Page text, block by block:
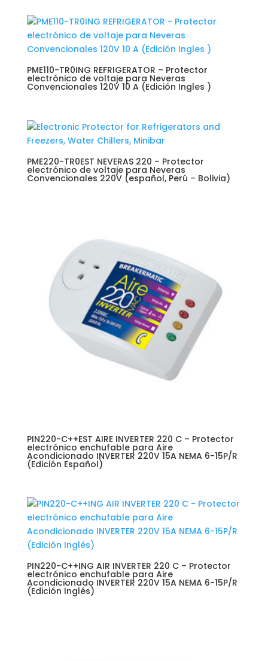
PME110-TR0ING REFRIGERATOR – Protector
electrónico de voltaje para Neveras
Convencionales 120V 10 A (Edición Ingles )
PME220-TR0EST NEVERAS 220 – Protector
electrónico de voltaje para Neveras
Convencionales 220V (español, Perú – Bolivia)
PIN220-C++EST AIRE INVERTER 220 C – Protector
electrónico enchufable para Aire
Acondicionado INVERTER 220V 15A NEMA 6-15P/R
(Edición Español)
PIN220-C++ING AIR INVERTER 220 C – Protector
electrónico enchufable para Aire
Acondicionado INVERTER 220V 15A NEMA 6-15P/R
(Edición Inglés)